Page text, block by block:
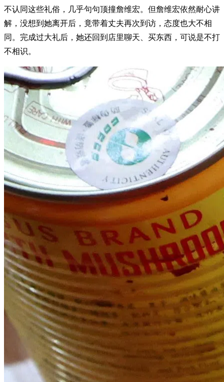
不认同这些礼俗，几乎句句顶撞詹维宏。但詹维宏依然耐心讲
解，没想到她离开后，竟带着丈夫再次到访，态度也大不相
同。完成过大礼后，她还回到店里聊天、买东西，可说是不打
不相识。